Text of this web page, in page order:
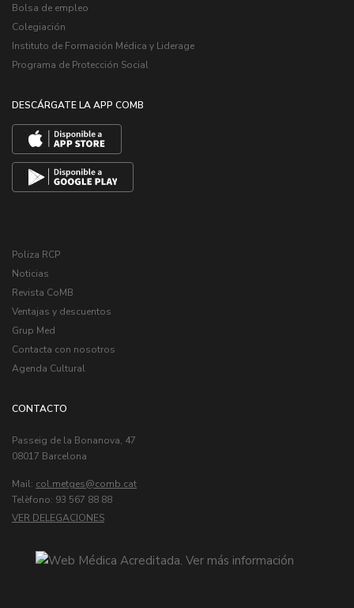
Bolsa de empleo
Colegiación
Instituto de Formación Médica y Liderage
Programa de Protección Social
DESCÁRGATE LA APP COMB
Poliza RCP
Noticias
Revista CoMB
Ventajas y descuentos
Grup Med
Contacta con nosotros
Agenda Cultural
CONTACTO
Passeig de la Bonanova, 47
08017 Barcelona
Mail: col.metges
Telèfono: 93 567 88 88
VER DELEGACIONES